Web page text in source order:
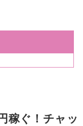
稼ぐ！チャッ